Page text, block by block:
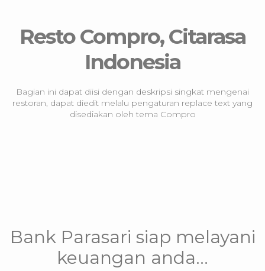
Resto Compro, Citarasa
Indonesia
Bagian ini dapat diisi dengan deskripsi singkat mengenai
restoran, dapat diedit melalu pengaturan replace text yang
disediakan oleh tema Compro
Bank Parasari siap melayani
keuangan anda...